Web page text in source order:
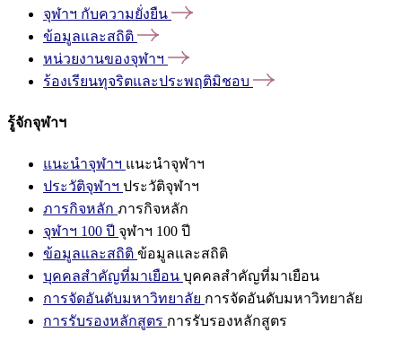
จุฬาฯ กับความยั่งยืน
ข้อมูลและสถิติ
หน่วยงานของจุฬาฯ
ร้องเรียนทุจริตและประพฤติมิชอบ
รู้จักจุฬาฯ
แนะนำจุฬาฯ แนะนำจุฬาฯ
ประวัติจุฬาฯ ประวัติจุฬาฯ
ภารกิจหลัก ภารกิจหลัก
จุฬาฯ 100 ปี จุฬาฯ 100 ปี
ข้อมูลและสถิติ ข้อมูลและสถิติ
บุคคลสำคัญที่มาเยือน บุคคลสำคัญที่มาเยือน
การจัดอันดับมหาวิทยาลัย การจัดอันดับมหาวิทยาลัย
การรับรองหลักสูตร การรับรองหลักสูตร